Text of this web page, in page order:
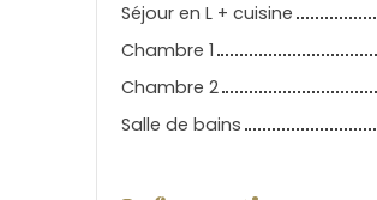
Séjour en L + cuisine
Chambre 1
Chambre 2
Salle de bains